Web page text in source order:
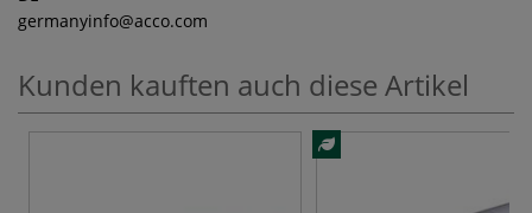
germanyinfo@acco.com
Kunden kauften auch diese Artikel